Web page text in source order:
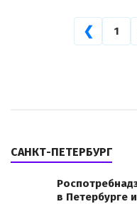
❮ 1
САНКТ-ПЕТЕРБУРГ
в Петербурге